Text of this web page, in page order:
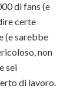
di fans (e
certe
(e sarebbe
non
sei
di lavoro.